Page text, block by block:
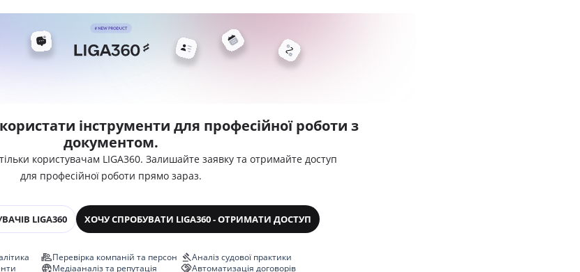
інструменти для професійної роботи з
документом.
користувачам LIGA360. Залишайте заявку та отримайте доступ
для професійної роботи прямо зараз.
LIGA360 ХОЧУ СПРОБУВАТИ LIGA360 - ОТРИМАТИ ДОСТУП
Перевірка компаній та персон
Медіааналіз та репутація
Аналіз судової практики
Автоматизація договорів